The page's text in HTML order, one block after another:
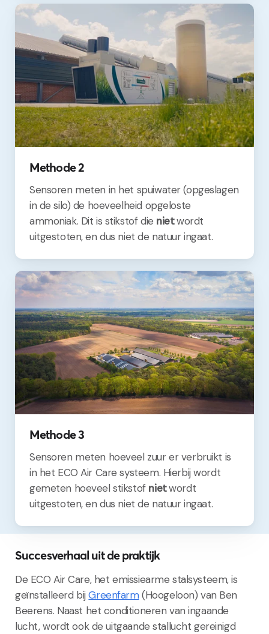
Methode 2
Sensoren meten in het spuiwater (opgeslagen
in de silo) de hoeveelheid opgeloste
ammoniak. Dit is stikstof die nietwordt
uitgestoten, en dus niet de natuur ingaat.
Methode 3
Sensoren meten hoeveel zuur er verbruikt is
in het ECO Air Care systeem. Hierbij wordt
gemeten hoeveel stikstof nietwordt
uitgestoten, en dus niet de natuur ingaat.
Succesverhaal uit de praktijk
De ECO Air Care, het emissiearme stalsysteem, is
geïnstalleerd bijGreenfarm(Hoogeloon) van Ben
Beerens. Naast het conditioneren van ingaande
lucht, wordt ook de uitgaande stallucht gereinigd